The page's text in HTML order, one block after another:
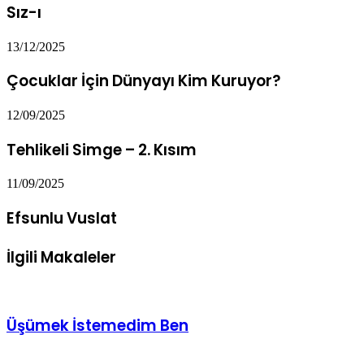
Sız-ı
13/12/2025
Çocuklar İçin Dünyayı Kim Kuruyor?
12/09/2025
Tehlikeli Simge – 2. Kısım
11/09/2025
Efsunlu Vuslat
İlgili Makaleler
Üşümek İstemedim Ben